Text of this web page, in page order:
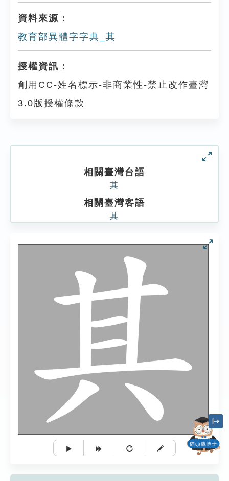
資料來源：
教育部異體字字典_其
授權資訊：
創用CC-姓名標示-非商業性-禁止改作臺灣
3.0版授權條款
相關臺灣台語
其
相關臺灣客語
其
貓頭鷹博士